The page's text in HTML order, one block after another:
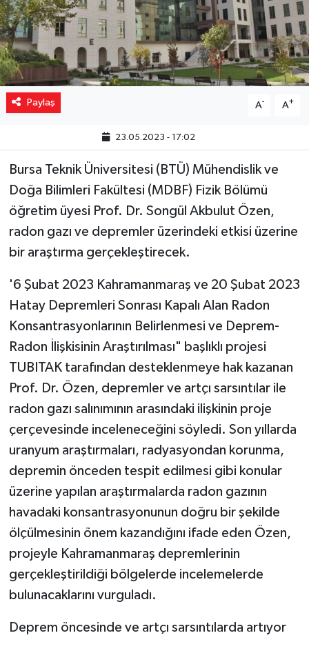
Paylaş A- A+
23.05.2023 - 17:02
Bursa Teknik Üniversitesi (BTÜ) Mühendislik ve
Doğa Bilimleri Fakültesi (MDBF) Fizik Bölümü
öğretim üyesi Prof. Dr. Songül Akbulut Özen,
radon gazı ve depremler üzerindeki etkisi üzerine
bir araştırma gerçekleştirecek.
'6 Şubat 2023 Kahramanmaraş ve 20 Şubat 2023
Hatay Depremleri Sonrası Kapalı Alan Radon
Konsantrasyonlarının Belirlenmesi ve Deprem-
Radon İlişkisinin Araştırılması" başlıklı projesi
TUBITAK tarafından desteklenmeye hak kazanan
Prof. Dr. Özen, depremler ve artçı sarsıntılar ile
radon gazı salınımının arasındaki ilişkinin proje
çerçevesinde inceleneceğini söyledi. Son yıllarda
uranyum araştırmaları, radyasyondan korunma,
depremin önceden tespit edilmesi gibi konular
üzerine yapılan araştırmalarda radon gazının
havadaki konsantrasyonunun doğru bir şekilde
ölçülmesinin önem kazandığını ifade eden Özen,
projeyle Kahramanmaraş depremlerinin
gerçekleştirildiği bölgelerde incelemelerde
bulunacaklarını vurguladı.
Deprem öncesinde ve artçı sarsıntılarda artıyor